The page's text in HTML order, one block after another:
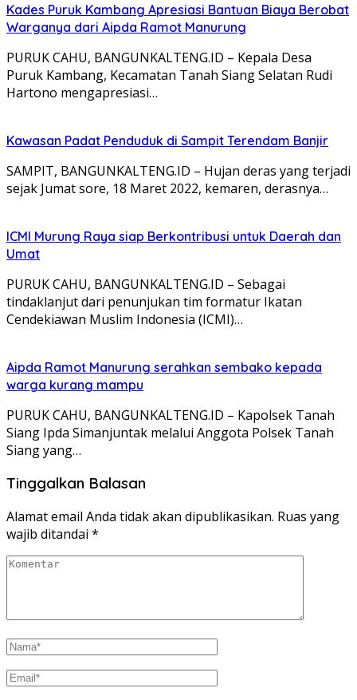
Kades Puruk Kambang Apresiasi Bantuan Biaya Berobat
Warganya dari Aipda Ramot Manurung
PURUK CAHU, BANGUNKALTENG.ID – Kepala Desa
Puruk Kambang, Kecamatan Tanah Siang Selatan Rudi
Hartono mengapresiasi…
Kawasan Padat Penduduk di Sampit Terendam Banjir
SAMPIT, BANGUNKALTENG.ID – Hujan deras yang terjadi
sejak Jumat sore, 18 Maret 2022, kemaren, derasnya…
ICMI Murung Raya siap Berkontribusi untuk Daerah dan
Umat
PURUK CAHU, BANGUNKALTENG.ID – Sebagai
tindaklanjut dari penunjukan tim formatur Ikatan
Cendekiawan Muslim Indonesia (ICMI)…
Aipda Ramot Manurung serahkan sembako kepada
warga kurang mampu
PURUK CAHU, BANGUNKALTENG.ID – Kapolsek Tanah
Siang Ipda Simanjuntak melalui Anggota Polsek Tanah
Siang yang…
Tinggalkan Balasan
Alamat email Anda tidak akan dipublikasikan. Ruas yang
wajib ditandai *